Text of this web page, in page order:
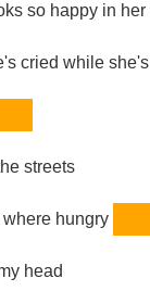
so happy in
cried while
streets
where hungry
head